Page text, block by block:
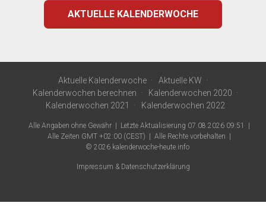
AKTUELLE KALENDERWOCHE
Aktuelle Kalenderwoche
Aktuelle KW
Kalenderwochen berechnen
Kalenderwochen 2020
Kalenderwochen 2021
Kalenderwochen 2022
Alle Angaben ohne Gewähr
Letzte Aktualisierung 07.08.2026 09:51
Alle Zeiten GMT +02:00 (CEST)
Alle Rechte vorbehalten
© 2026 kalenderwoche-heute.info
Impressum & Datenschutzerklärung